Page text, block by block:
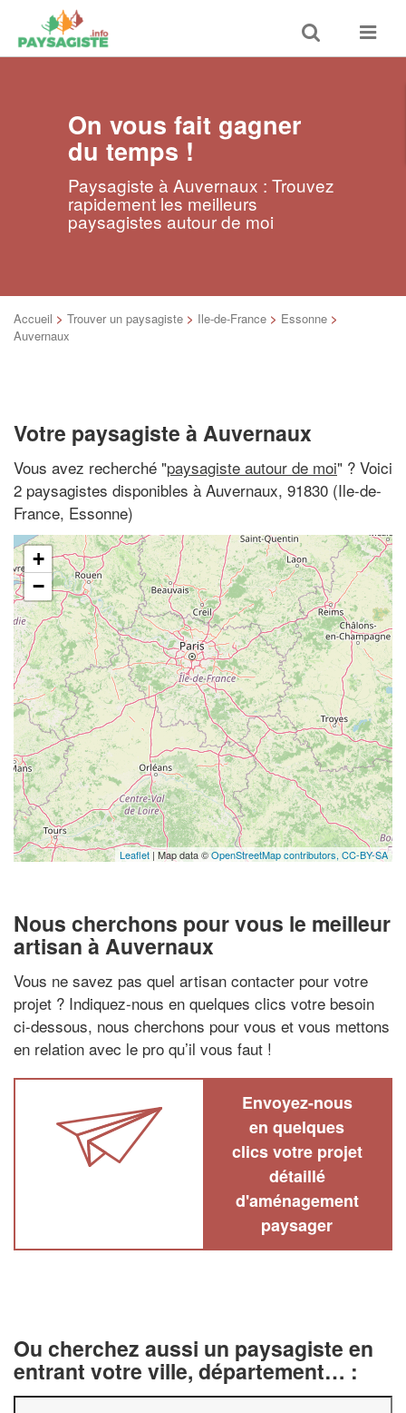
Toggle
search
Toggle
On vous fait gagner
du temps !
Paysagiste à Auvernaux : Trouvez
rapidement les meilleurs
paysagistes autour de moi
Accueil > Trouver un paysagiste > Ile-de-France > Essonne >
Auvernaux
Votre paysagiste à Auvernaux
Vous avez recherché "paysagiste autour de moi" ? Voici
2 paysagistes disponibles à Auvernaux, 91830 (Ile-de-
France, Essonne)
+
−
Leaflet | Map data ©OpenStreetMap contributors, CC-BY-SA
Nous cherchons pour vous le meilleur
artisan à Auvernaux
Vous ne savez pas quel artisan contacter pour votre
projet ? Indiquez-nous en quelques clics votre besoin
ci-dessous, nous cherchons pour vous et vous mettons
en relation avec le pro qu’il vous faut !
Envoyez-nous
en quelques
clics votre projet
détaillé
d'aménagement
paysager
Ou cherchez aussi un paysagiste en
entrant votre ville, département… :